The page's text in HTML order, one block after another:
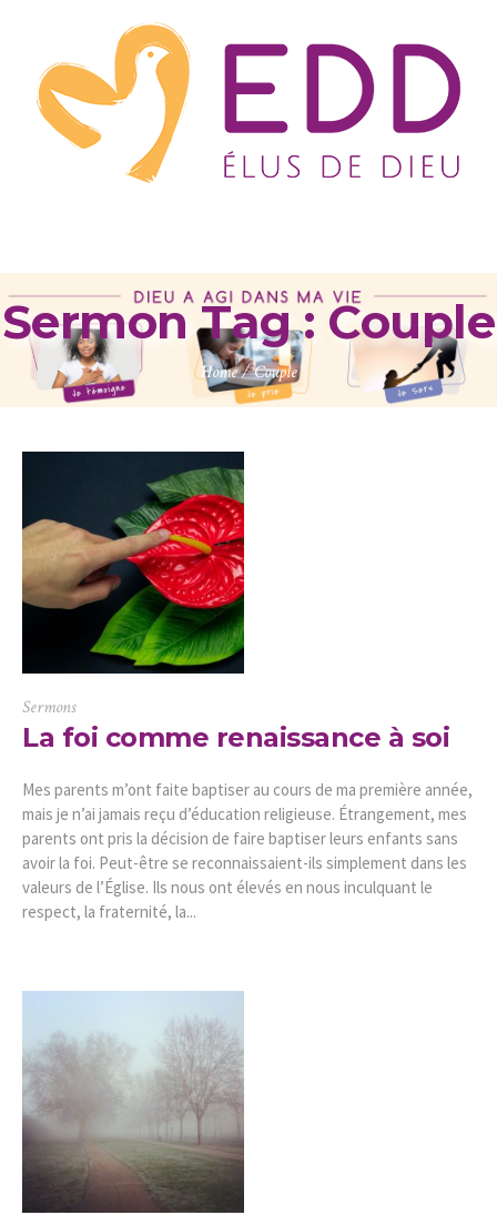
Sermon Tag :Couple
Home/Couple
Sermons
La foi comme renaissance à soi
Mes parents m’ont faite baptiser au cours de ma première année,
mais je n’ai jamais reçu d’éducation religieuse. Étrangement, mes
parents ont pris la décision de faire baptiser leurs enfants sans
avoir la foi. Peut-être se reconnaissaient-ils simplement dans les
valeurs de l’Église. Ils nous ont élevés en nous inculquant le
respect, la fraternité, la...